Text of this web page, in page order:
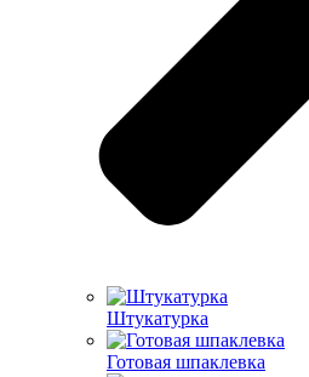
Штукатурка
Готовая шпаклевка